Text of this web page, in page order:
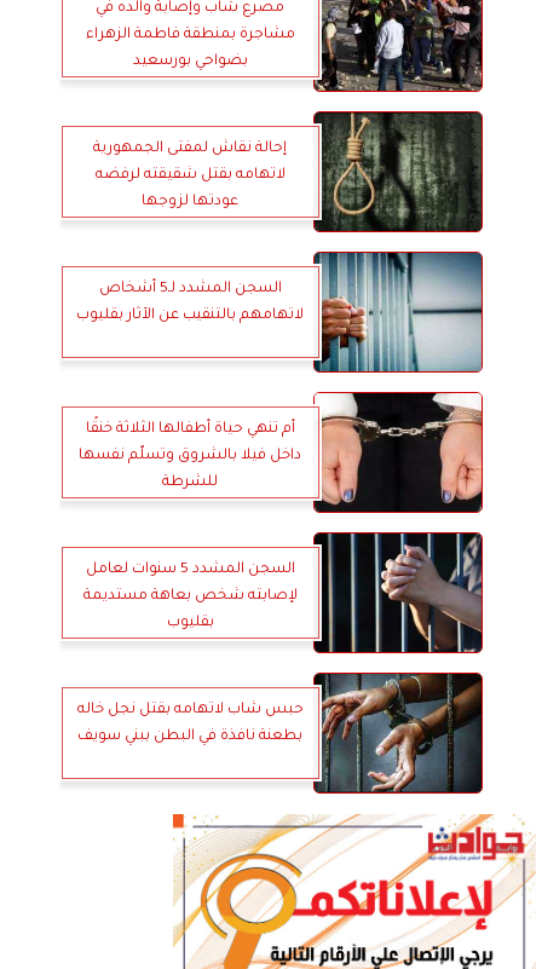
مصرع شاب وإصابة والده في
مشاجرة بمنطقة فاطمة الزهراء
بضواحي بورسعيد
إحالة نقاش لمفتى الجمهورية
لاتهامه بقتل شقيقته لرفضه
عودتها لزوجها
السجن المشدد لـ5 أشخاص
لاتهامهم بالتنقيب عن الآثار بقليوب
أم تنهي حياة أطفالها الثلاثة خنقًا
داخل فيلا بالشروق وتسلّم نفسها
للشرطة
السجن المشدد 5 سنوات لعامل
لإصابته شخص بعاهة مستديمة
بقليوب
حبس شاب لاتهامه بقتل نجل خاله
بطعنة نافذة في البطن ببني سويف